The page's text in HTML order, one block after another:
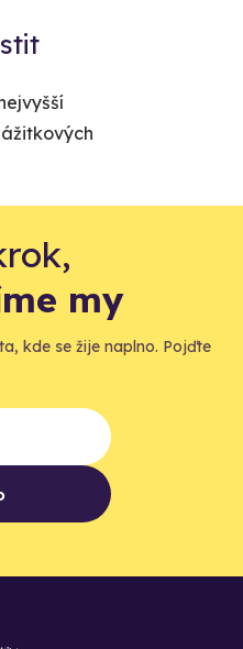
my
kde se žije naplno. Pojďte